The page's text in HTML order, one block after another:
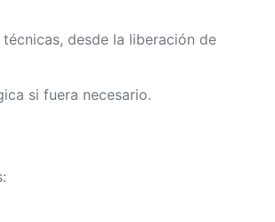
desde la liberación de
si fuera necesario.